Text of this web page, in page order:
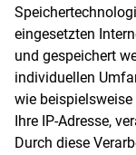
eingesetzten
und gespeichert
individuellen
wie
Ihre IP-Adresse,
Durch diese